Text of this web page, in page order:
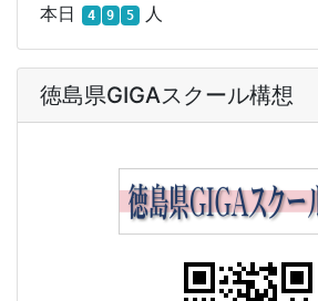
本日 4 9 5 人
徳島県GIGAスクール構想